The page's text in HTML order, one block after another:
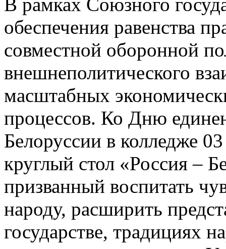
обеспечения равенства
совместной оборонной
внешнеполитического
масштабных
процессов. Ко Дню
Белоруссии в колледже
круглый стол «Россия –
призванный воспитать
народу, расширить
государстве, традициях